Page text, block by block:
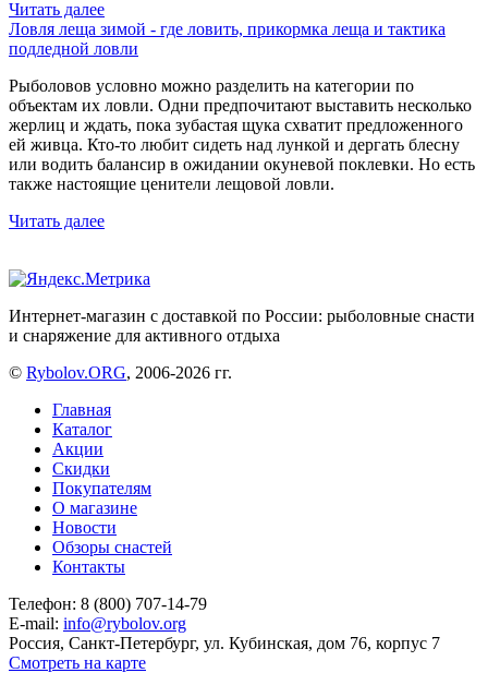
Читать далее
Ловля леща зимой - где ловить, прикормка леща и тактика
подледной ловли
Рыболовов условно можно разделить на категории по
объектам их ловли. Одни предпочитают выставить несколько
жерлиц и ждать, пока зубастая щука схватит предложенного
ей живца. Кто-то любит сидеть над лункой и дергать блесну
или водить балансир в ожидании окуневой поклевки. Но есть
также настоящие ценители лещовой ловли.
Читать далее
Интернет-магазин с доставкой по России: рыболовные снасти
и снаряжение для активного отдыха
© Rybolov.ORG, 2006-2026 гг.
Главная
Каталог
Акции
Скидки
Покупателям
О магазине
Новости
Обзоры снастей
Контакты
Телефон: 8 (800) 707-14-79
E-mail: info@rybolov.org
Россия, Санкт-Петербург, ул. Кубинская, дом 76, корпус 7
Смотреть на карте